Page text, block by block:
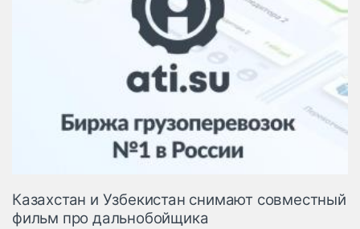
Казахстан и Узбекистан снимают совместный
фильм про дальнобойщика